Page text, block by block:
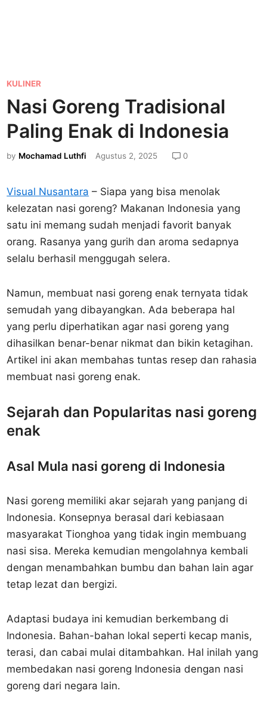
P
o
s
n
KULINER
Nasi Goreng Tradisional
Paling Enak di Indonesia
by Mochamad Luthfi Agustus 2, 2025 0
Visual Nusantara – Siapa yang bisa menolak
kelezatan nasi goreng? Makanan Indonesia yang
satu ini memang sudah menjadi favorit banyak
orang. Rasanya yang gurih dan aroma sedapnya
selalu berhasil menggugah selera.
Namun, membuat nasi goreng enak ternyata tidak
semudah yang dibayangkan. Ada beberapa hal
yang perlu diperhatikan agar nasi goreng yang
dihasilkan benar-benar nikmat dan bikin ketagihan.
Artikel ini akan membahas tuntas resep dan rahasia
membuat nasi goreng enak.
Sejarah dan Popularitas nasi goreng
enak
Asal Mula nasi goreng di Indonesia
Nasi goreng memiliki akar sejarah yang panjang di
Indonesia. Konsepnya berasal dari kebiasaan
masyarakat Tionghoa yang tidak ingin membuang
nasi sisa. Mereka kemudian mengolahnya kembali
dengan menambahkan bumbu dan bahan lain agar
tetap lezat dan bergizi.
Adaptasi budaya ini kemudian berkembang di
Indonesia. Bahan-bahan lokal seperti kecap manis,
terasi, dan cabai mulai ditambahkan. Hal inilah yang
membedakan nasi goreng Indonesia dengan nasi
goreng dari negara lain.